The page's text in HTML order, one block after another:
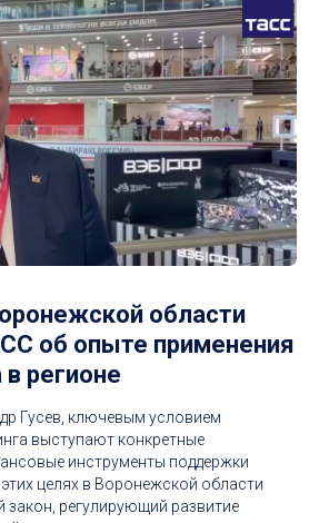
области
об опыте применения
регионе
Гусев, ключевым условием
выступают конкретные
инструменты поддержки
целях в Воронежской области
закон, регулирующий развитие